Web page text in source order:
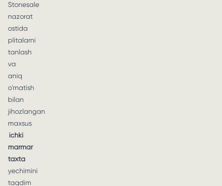
Stonesale
nazorat
ostida
plitalarni
tanlash
va
aniq
o'rnatish
bilan
jihozlangan
maxsus
ichki
marmar
taxta
yechimini
taqdim